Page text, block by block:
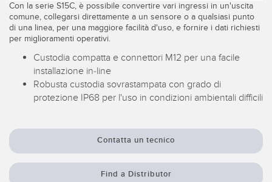
Sensori a forcella e di etichette
Sensori di luminescenza, colori e tacche di registro
Sensori Pick-to-Light
Sensori di temperatura
Sensori di monitoraggio delle condizioni
Sensori di monitoraggio delle condizioni wireless
Richiesta di componenti, servizi o prelievo di pallet
Rilevamento del bordo iniziale
Monitoraggio del livello di un serbatoio
IO-Link
Con la serie S15C, è possibile convertire vari ingressi in un'uscita
comune, collegarsi direttamente a un sensore o a qualsiasi punto
di una linea, per una maggiore facilità d'uso, e fornire i dati richiesti
per miglioramenti operativi.
Custodia compatta e connettori M12 per una facile
installazione in-line
Robusta custodia sovrastampata con grado di
protezione IP68 per l'uso in condizioni ambientali difficili
Contatta un tecnico
Find a Distributor